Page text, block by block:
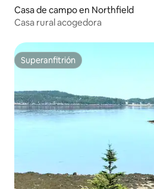
Casa de campo en Northfield
Casa rural acogedora
Superanfitrión
Superanfitrión